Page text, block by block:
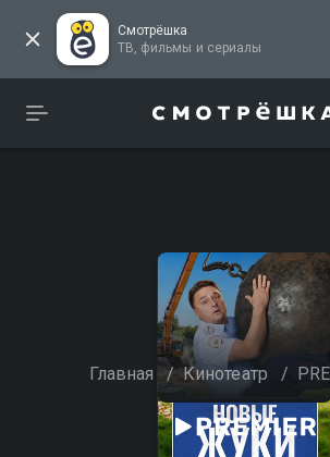
Смотрёшка
ТВ, фильмы и сериалы
Главная / Кинотеатр /